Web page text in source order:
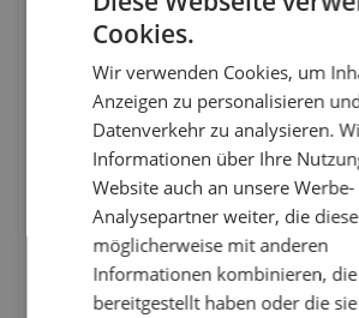
Cookies.
Wir verwenden Cookies, um
Anzeigen zu personalisieren
Datenverkehr zu analysieren.
Informationen über Ihre
Website auch an unsere
Analysepartner weiter, die diese
möglicherweise mit anderen
Informationen kombinieren, die
bereitgestellt haben oder die